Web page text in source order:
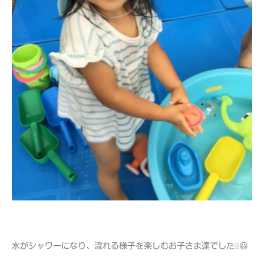
水がシャワーになり、流れる様子を楽しむお子さま達でした❕❕😆